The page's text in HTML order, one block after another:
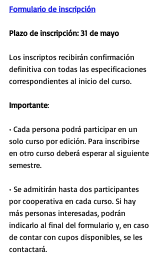
Formulario de inscripción
Plazo de inscripción: 31 de mayo
Los inscriptos recibirán confirmación
definitiva con todas las especificaciones
correspondientes al inicio del curso.
Importante:
• Cada persona podrá participar en un
solo curso por edición. Para inscribirse
en otro curso deberá esperar al siguiente
semestre.
• Se admitirán hasta dos participantes
por cooperativa en cada curso. Si hay
más personas interesadas, podrán
indicarlo al final del formulario y, en caso
de contar con cupos disponibles, se les
contactará.